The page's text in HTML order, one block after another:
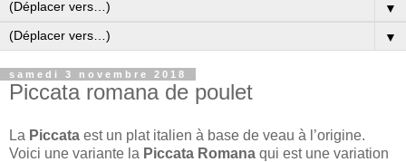
▼
▼
samedi 3 novembre 2018
Piccata romana de poulet
La Piccata est un plat italien à base de veau à l’origine.
Voici une variante la Piccata Romana qui est une variation